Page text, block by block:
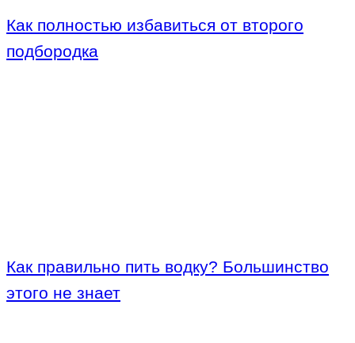
Как полностью избавиться от второго
подбородка
Как правильно пить водку? Большинство
этого не знает